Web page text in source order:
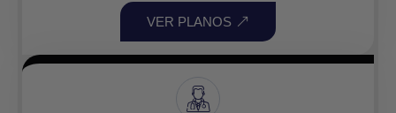
VER PLANOS